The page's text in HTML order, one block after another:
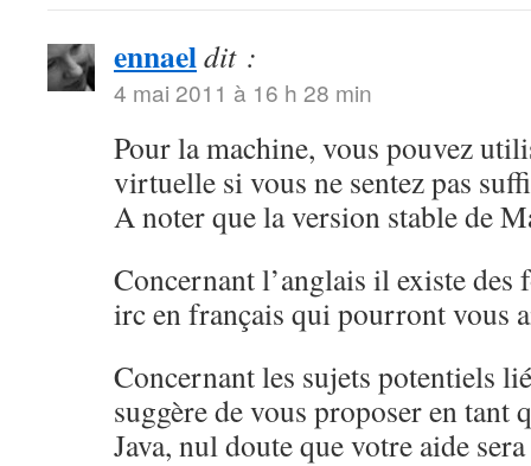
ennaeldit :
4 mai 2011 à 16 h 28 min
Pour la machine, vous pouvez
virtuelle si vous ne sentez pas
A noter que la version stable de
Concernant l’anglais il existe des
irc en français qui pourront vous
Concernant les sujets potentiels
suggère de vous proposer en tant
Java, nul doute que votre aide